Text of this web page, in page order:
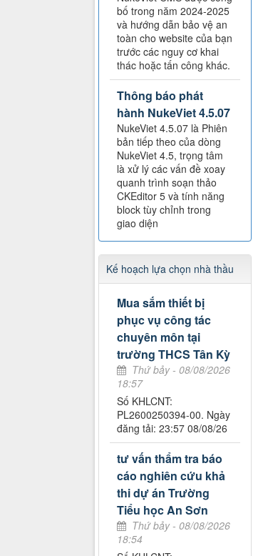
bố trong năm 2024-2025
và hướng dẫn bảo vệ an
toàn cho website của bạn
trước các nguy cơ khai
thác hoặc tấn công khác.
Thông báo phát
hành NukeViet 4.5.07
NukeViet 4.5.07 là Phiên
bản tiếp theo của dòng
NukeViet 4.5, trọng tâm
là xử lý các vấn đề xoay
quanh trình soạn thảo
CKEditor 5 và tính năng
block tùy chỉnh trong
giao diện
Kế hoạch lựa chọn nhà thầu
Mua sắm thiết bị
phục vụ công tác
chuyên môn tại
trường THCS Tân Kỳ
Thứ bảy - 08/08/2026
18:57
Số KHLCNT:
PL2600250394-00. Ngày
đăng tải: 23:57 08/08/26
tư vấn thẩm tra báo
cáo nghiên cứu khả
thi dự án Trường
Tiểu học An Sơn
Thứ bảy - 08/08/2026
18:54